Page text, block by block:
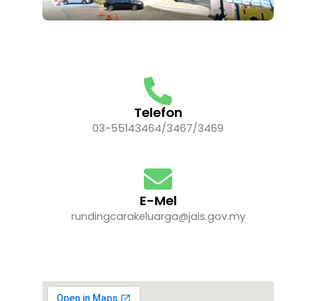
Telefon
03-55143464/3467/3469
E-Mel
rundingcarakeluarga@jais.gov.my